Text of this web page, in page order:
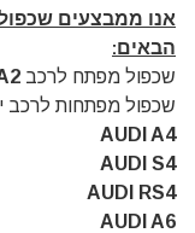
הבאים:
שכפול מפתח לרכב
שכפול מפתחות לרכב י
AUDI A4
AUDI S4
AUDI RS4
AUDI A6